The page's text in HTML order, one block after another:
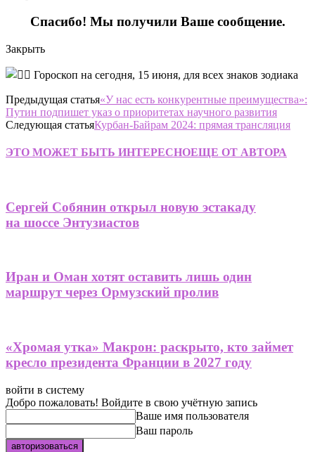
Спасибо! Мы получили Ваше сообщение.
Закрыть
Предыдущая статья«У нас есть конкурентные преимущества»:
Путин подпишет указ о приоритетах научного развития
Следующая статьяКурбан-Байрам 2024: прямая трансляция
ЭТО МОЖЕТ БЫТЬ ИНТЕРЕСНОЕЩЕ ОТ АВТОРА
Сергей Собянин открыл новую эстакаду
на шоссе Энтузиастов
Иран и Оман хотят оставить лишь один
маршрут через Ормузский пролив
«Хромая утка» Макрон: раскрыто, кто займет
кресло президента Франции в 2027 году
войти в систему
Добро пожаловать! Войдите в свою учётную запись
Ваше имя пользователя
Ваш пароль